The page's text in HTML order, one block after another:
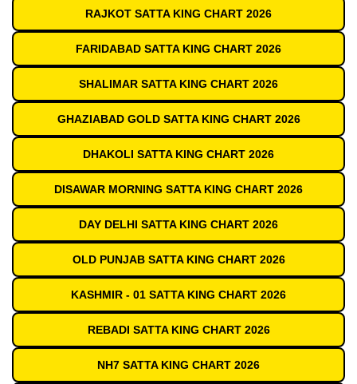
RAJKOT SATTA KING CHART 2026
FARIDABAD SATTA KING CHART 2026
SHALIMAR SATTA KING CHART 2026
GHAZIABAD GOLD SATTA KING CHART 2026
DHAKOLI SATTA KING CHART 2026
DISAWAR MORNING SATTA KING CHART 2026
DAY DELHI SATTA KING CHART 2026
OLD PUNJAB SATTA KING CHART 2026
KASHMIR - 01 SATTA KING CHART 2026
REBADI SATTA KING CHART 2026
NH7 SATTA KING CHART 2026